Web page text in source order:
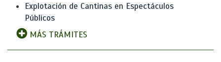
Explotación de Cantinas en Espectáculos
Públicos
MÁS TRÁMITES